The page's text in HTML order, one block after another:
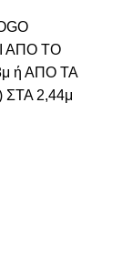
ΑΠΟ ΤΟ
ή ΑΠΟ ΤΑ
2,44μ